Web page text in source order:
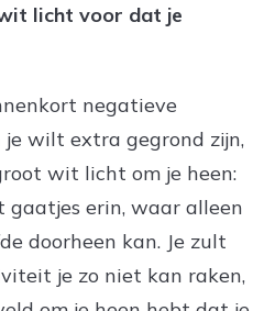
licht voor dat je
negatieve
je wilt extra gegrond zijn,
wit licht om je heen:
gaatjes erin, waar alleen
doorheen kan. Je zult
je zo niet kan raken,